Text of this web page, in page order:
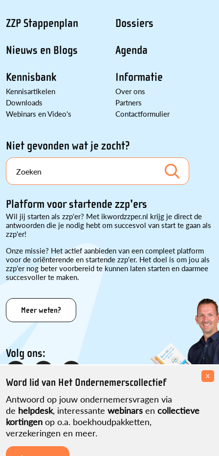
ZZP Stappenplan
Nieuws en Blogs
Kennisbank
Kennisartikelen
Downloads
Webinars en Video's
Dossiers
Agenda
Informatie
Over ons
Partners
Contactformulier
Niet gevonden wat je zocht?
Zoeken
Platform voor startende zzp'ers
Wil jij starten als zzp'er? Met ikwordzzper.nl krijg je direct de
antwoorden die je nodig hebt om succesvol van start te gaan als
zzp'er!
Onze missie? Het actief aanbieden van een compleet platform
voor de oriënterende en startende zzp'er. Het doel is om jou als
zzp'er nog beter voorbereid te kunnen laten starten en daarmee
succesvoller te maken.
Meer weten?
Volg ons:
Disclaimer Over ons Contact
Word lid van Het Ondernemerscollectief
Antwoord op jouw ondernemersvragen via
de helpdesk, interessante webinars en collectieve
kortingen op o.a. boekhoudpakketten,
verzekeringen en meer.
x